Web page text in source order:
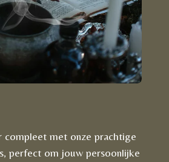
compleet met onze prachtige
perfect om jouw persoonlijke